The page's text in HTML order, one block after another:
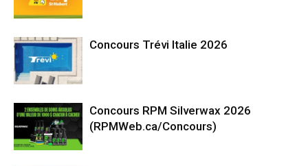
Concours Trévi Italie 2026
Concours RPM Silverwax 2026
(RPMWeb.ca/Concours)